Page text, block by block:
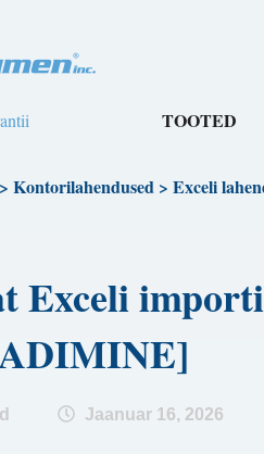
TOOTED
Kontorilahendused> Exceli
Exceli
Jaanuar 16, 2026